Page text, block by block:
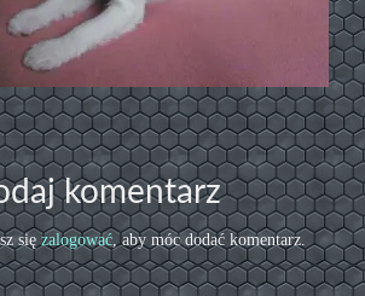
komentarz
sięzalogować, aby móc dodać komentarz.